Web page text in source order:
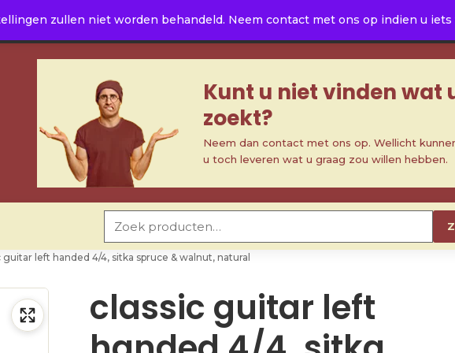
zullen niet worden behandeld. Neem contact met ons op indien u
Kunt u niet vinden wat
zoekt?
Neem dan contact met ons op. Wellicht
u toch leveren wat u graag zou willen hebben.
guitar left handed 4/4, sitka spruce & walnut, natural
classic guitar left